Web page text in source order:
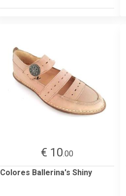
€ 10.00
Colores Ballerina's Shiny